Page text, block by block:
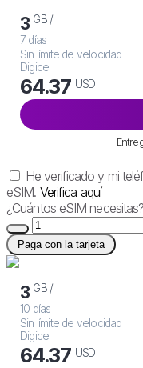
3 GB /
7 días
Sin límite de velocidad
Digicel
64.37 USD
He verificado y mi
eSIM. Verifica aquí
¿Cuántos eSIM necesitas?
Paga con la tarjeta
3 GB /
10 días
Sin límite de velocidad
Digicel
64.37 USD